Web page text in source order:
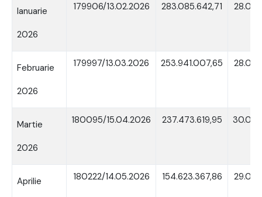
Ianuarie
2026
179906/13.02.2026 283.085.642,71
Februarie
2026
179997/13.03.2026 253.941.007,65
Martie
2026
180095/15.04.2026 237.473.619,95
Aprilie
180222/14.05.2026 154.623.367,86